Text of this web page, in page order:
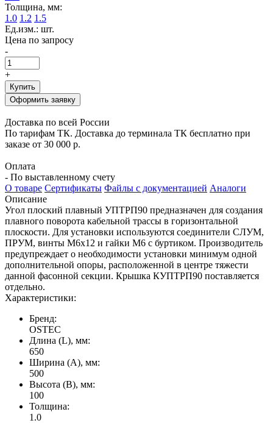
Толщина, мм:
1.0 1.2 1.5
Ед.изм.: шт.
Цена по запросу
-
+
Купить
Оформить заявку
Доставка по всей России
По тарифам ТК. Доставка до терминала ТК бесплатно при
заказе от 30 000 р.
Оплата
- По выставленному счету
О товаре Сертификаты Файлы с документацией Аналоги
Описание
Угол плоский плавный УПТРП90 предназначен для создания
плавного поворота кабельной трассы в горизонтальной
плоскости. Для установки используются соединители СЛУМ,
ПРУМ, винты М6х12 и гайки М6 с буртиком. Производитель
предупреждает о необходимости установки минимум одной
дополнительной опоры, расположенной в центре тяжести
данной фасонной секции. Крышка КУПТРП90 поставляется
отдельно.
Характеристики:
Бренд:
OSTEC
Длина (L), мм:
650
Ширина (А), мм:
500
Высота (В), мм:
100
Толщина:
1.0